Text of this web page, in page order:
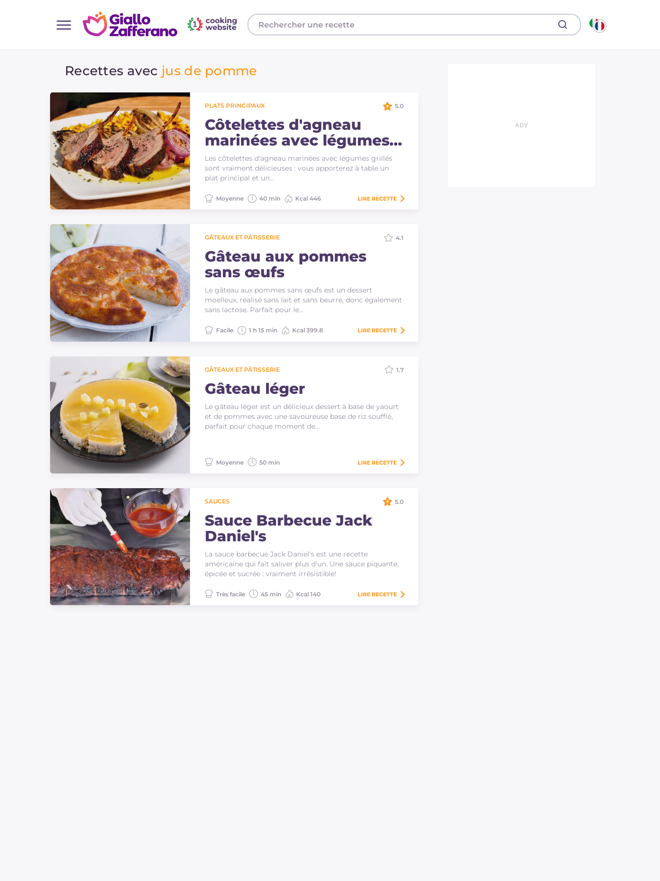
Toutes les recettes
Plats principaux
Boissons et rafraîchissements
Accompagnement
Pizzas et focaccia
Gateaux et patisserie
Dernieres recettes
IT Website
Instagram
Recettes avec jus de pomme
PLATS PRINCIPAUX
Côtelettes d'agneau
marinées avec légumes
grillés
Les côtelettes d'agneau marinées avec légumes grillés
sont vraiment délicieuses : vous apporterez à table un
plat principal et un…
5.0
Moyenne 40 min Kcal 446 LIRE RECETTE
GÂTEAUX ET PÂTISSERIE
Gâteau aux pommes
sans œufs
Le gâteau aux pommes sans œufs est un dessert
moelleux, réalisé sans lait et sans beurre, donc également
sans lactose. Parfait pour le…
4.1
Facile 1 h 15 min Kcal 399.8 LIRE RECETTE
GÂTEAUX ET PÂTISSERIE
Gâteau léger
Le gâteau léger est un délicieux dessert à base de yaourt
et de pommes avec une savoureuse base de riz soufflé,
parfait pour chaque moment de…
1.7
Moyenne 50 min LIRE RECETTE
SAUCES
Sauce Barbecue Jack
Daniel's
La sauce barbecue Jack Daniel's est une recette
américaine qui fait saliver plus d'un. Une sauce piquante,
épicée et sucrée : vraiment irrésistible!
5.0
Très facile 45 min Kcal 140 LIRE RECETTE